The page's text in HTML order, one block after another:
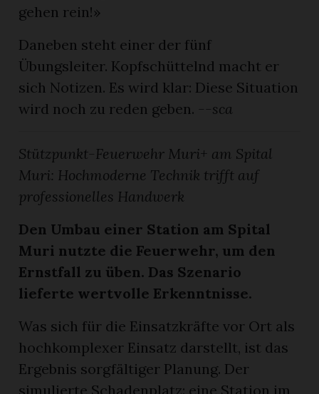
gehen rein!»
Daneben steht einer der fünf
Übungsleiter. Kopfschüttelnd macht er
sich Notizen. Es wird klar: Diese Situation
wird noch zu reden geben. --sca
Stützpunkt-Feuerwehr Muri+ am Spital
Muri: Hochmoderne Technik trifft auf
professionelles Handwerk
Den Umbau einer Station am Spital
Muri nutzte die Feuerwehr, um den
Ernstfall zu üben. Das Szenario
lieferte wertvolle Erkenntnisse.
Was sich für die Einsatzkräfte vor Ort als
hochkomplexer Einsatz darstellt, ist das
Ergebnis sorgfältiger Planung. Der
simulierte Schadenplatz: eine Station im